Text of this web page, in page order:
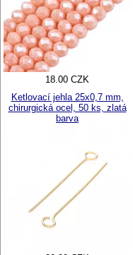
18.00 CZK
Ketlovací jehla 25x0,7 mm,
chirurgická ocel, 50 ks, zlatá
barva